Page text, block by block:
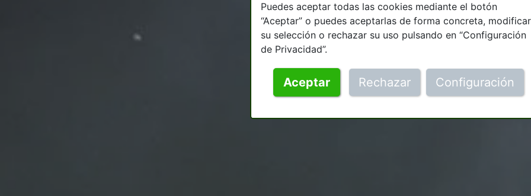
Puedes aceptar todas las cookies mediante el botón
“Aceptar” o puedes aceptarlas de forma concreta, modificar
su selección o rechazar su uso pulsando en “Configuración
de Privacidad”.
Aceptar Rechazar Configuración